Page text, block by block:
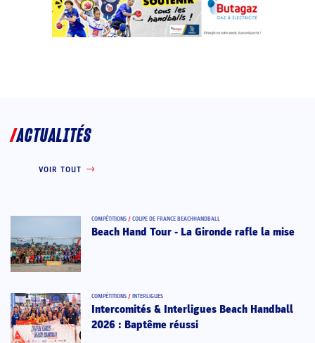
ACTUALITÉS
VOIR TOUT
COMPÉTITIONS / COUPE DE FRANCE BEACHHANDBALL
Beach Hand Tour - La Gironde rafle la mise
COMPÉTITIONS / INTERLIGUES
Intercomités & Interligues Beach Handball
2026 : Baptême réussi